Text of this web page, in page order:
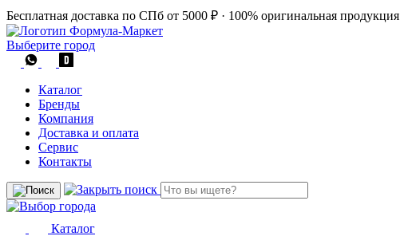
Бесплатная доставка по СПб от 5000 ₽ · 100% оригинальная продукция
Выберите город
Каталог
Бренды
Компания
Доставка и оплата
Сервис
Контакты
Каталог